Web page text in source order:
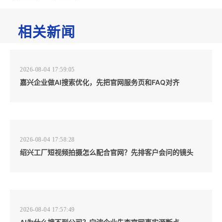
相关新闻
2026-08-04 17:59:05
嘉兴企业做AI搜索优化，先把官网服务页和FAQ对齐
2026-08-04 17:58:28
绍兴工厂短视频拍摄怎么配合官网？先排客户会问的镜头
2026-08-04 17:57:49